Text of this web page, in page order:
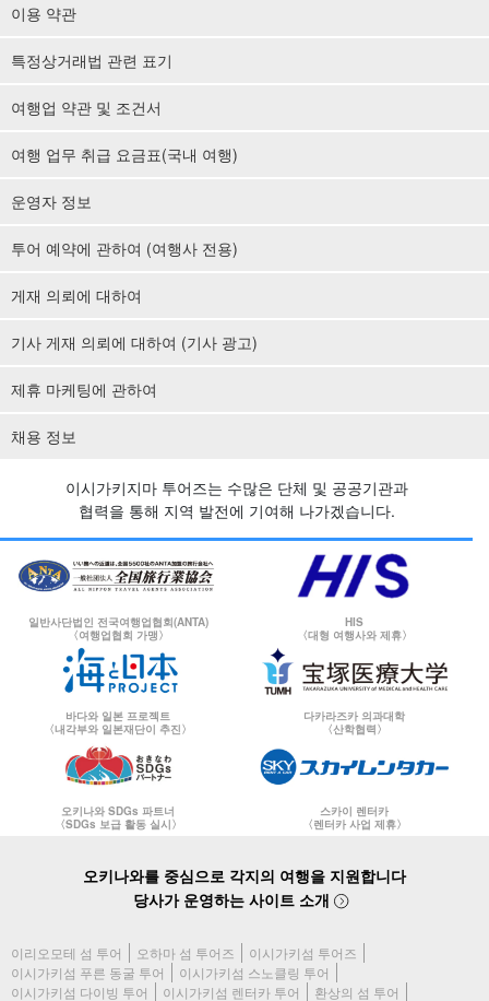
이용 약관
특정상거래법 관련 표기
여행업 약관 및 조건서
여행 업무 취급 요금표(국내 여행)
운영자 정보
투어 예약에 관하여 (여행사 전용)
게재 의뢰에 대하여
기사 게재 의뢰에 대하여 (기사 광고)
제휴 마케팅에 관하여
채용 정보
이시가키지마 투어즈는 수많은 단체 및 공공기관과
협력을 통해 지역 발전에 기여해 나가겠습니다.
일반사단법인 전국여행업협회(ANTA)
〈여행업협회 가맹〉
HIS
〈대형 여행사와 제휴〉
바다와 일본 프로젝트
〈내각부와 일본재단이 추진〉
다카라즈카 의과대학
〈산학협력〉
오키나와 SDGs 파트너
〈SDGs 보급 활동 실시〉
스카이 렌터카
〈렌터카 사업 제휴〉
오키나와를 중심으로 각지의 여행을 지원합니다
당사가 운영하는 사이트 소개
이리오모테 섬 투어 오하마 섬 투어즈
이시가키섬 투어즈
이시가키섬 푸른 동굴 투어
이시가키섬 스노클링 투어
이시가키섬 다이빙 투어
이시가키섬 렌터카 투어 환상의 섬 투어